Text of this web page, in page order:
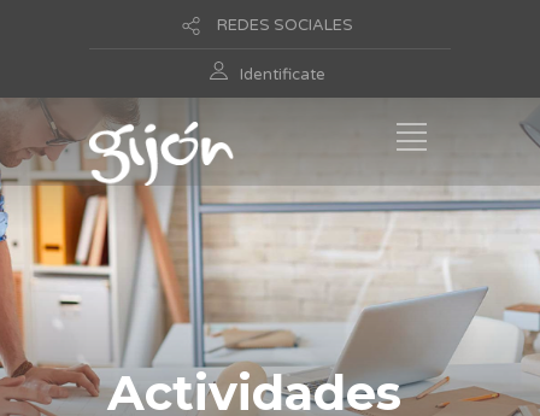
REDES SOCIALES
Identificate
Actividades